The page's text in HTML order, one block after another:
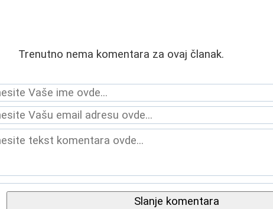
Trenutno nema komentara za ovaj članak.
Slanje komentara